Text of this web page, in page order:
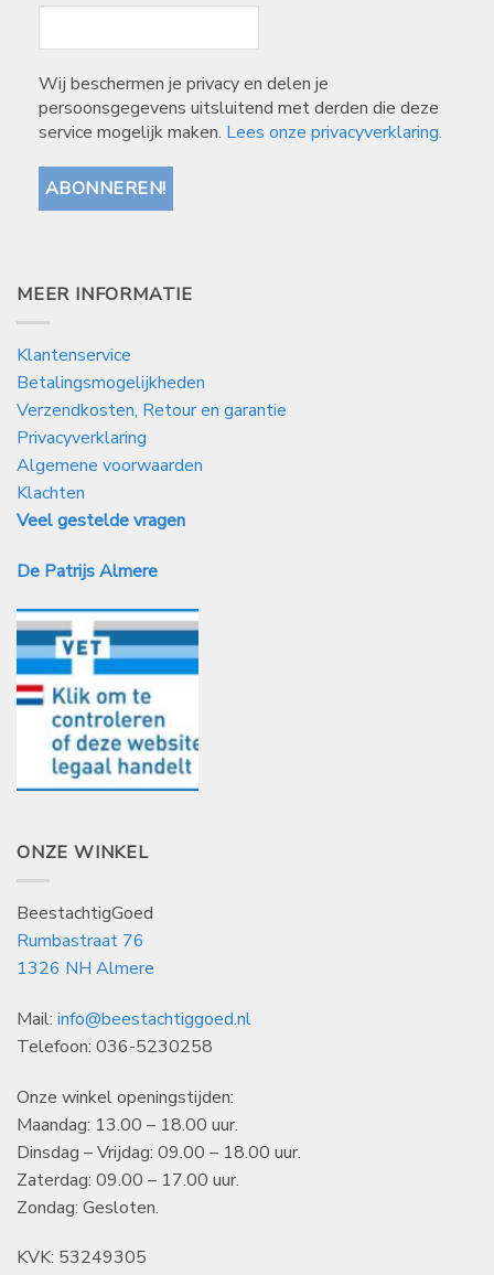
Wij beschermen je privacy en delen je
persoonsgegevens uitsluitend met derden die deze
service mogelijk maken. Lees onze privacyverklaring.
MEER INFORMATIE
Klantenservice
Betalingsmogelijkheden
Verzendkosten, Retour en garantie
Privacyverklaring
Algemene voorwaarden
Klachten
Veel gestelde vragen
De Patrijs Almere
ONZE WINKEL
BeestachtigGoed
Rumbastraat 76
1326 NH Almere
Mail: info@beestachtiggoed.nl
Telefoon: 036-5230258
Onze winkel openingstijden:
Maandag: 13.00 – 18.00 uur.
Dinsdag – Vrijdag: 09.00 – 18.00 uur.
Zaterdag: 09.00 – 17.00 uur.
Zondag: Gesloten.
KVK: 53249305